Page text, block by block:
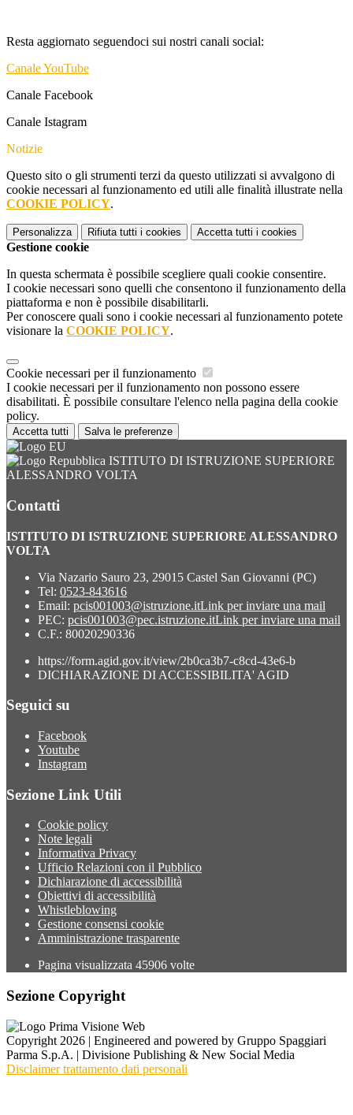
Resta aggiornato seguendoci sui nostri canali social:
Canale YouTube
Canale Facebook
Canale Istagram
Notizie
Questo sito o gli strumenti terzi da questo utilizzati si avvalgono di
cookie necessari al funzionamento ed utili alle finalità illustrate nella
COOKIE POLICY.
Personalizza Rifiuta tutti i cookies Accetta tutti i cookies
Gestione cookie
In questa schermata è possibile scegliere quali cookie consentire.
I cookie necessari sono quelli che consentono il funzionamento della
piattaforma e non è possibile disabilitarli.
Per conoscere quali sono i cookie necessari al funzionamento potete
visionare la COOKIE POLICY.
Cookie necessari per il funzionamento
I cookie necessari per il funzionamento non possono essere
disabilitati. È possibile consultare l'elenco nella pagina della cookie
policy.
Accetta tutti Salva le preferenze
ISTITUTO DI ISTRUZIONE SUPERIORE
ALESSANDRO VOLTA
Contatti
ISTITUTO DI ISTRUZIONE SUPERIORE ALESSANDRO
VOLTA
Via Nazario Sauro 23, 29015 Castel San Giovanni (PC)
Tel: 0523-843616
Email: pcis001003@istruzione.itLink per inviare una mail
PEC: pcis001003@pec.istruzione.itLink per inviare una mail
C.F.: 80020290336
https://form.agid.gov.it/view/2b0ca3b7-c8cd-43e6-b
DICHIARAZIONE DI ACCESSIBILITA' AGID
Seguici su
Facebook
Youtube
Instagram
Sezione Link Utili
Cookie policy
Note legali
Informativa Privacy
Ufficio Relazioni con il Pubblico
Dichiarazione di accessibilità
Obiettivi di accessibilità
Whistleblowing
Gestione consensi cookie
Amministrazione trasparente
Pagina visualizzata 45906 volte
Sezione Copyright
Copyright 2026 | Engineered and powered by Gruppo Spaggiari
Parma S.p.A. | Divisione Publishing & New Social Media
Disclaimer trattamento dati personali